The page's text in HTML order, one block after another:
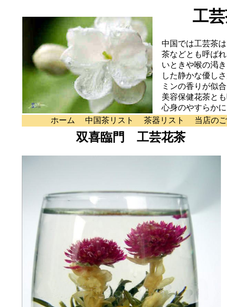
工
中国では工芸茶
茶などとも呼ば
いときや喉の渇
した静かな優し
ミンの香りが似
美容保健花茶と
心身のやすらか
ホーム
中国茶リスト 茶器リスト 当店の
双喜臨門 工芸花茶